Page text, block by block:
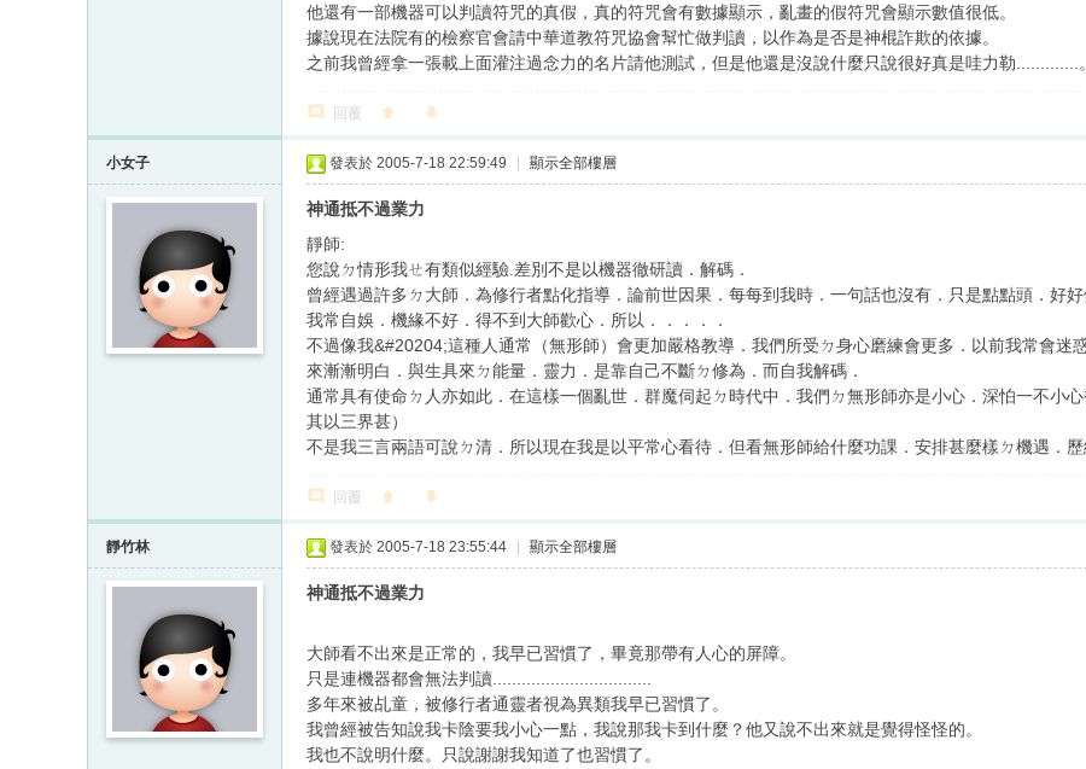
他還有一部機器可以判讀符咒的真假，真的符咒會有數據顯示，亂畫的假符咒會顯示數值很低。
據說現在法院有的檢察官會請中華道教符咒協會幫忙做判讀，以作為是否是神棍詐欺的依據。
之前我曾經拿一張載上面灌注過念力的名片請他測試，但是他還是沒說什麼只說很好真是哇力勒.............。
回覆
小女子 發表於 2005-7-18 22:59:49 顯示全部樓層
神通抵不過業力
靜師:
您說ㄉ情形我ㄝ有類似經驗.差別不是以機器徹研讀．解碼．
曾經遇過許多ㄉ大師．為修行者點化指導．論前世因果．每每到我時．一句話也沒有．只是點點頭．好好
我常自娛．機緣不好．得不到大師歡心．所以．．．．．
不過像我&#20204;這種人通常（無形師）會更加嚴格教導．我們所受ㄉ身心磨練會更多．以前我常會迷
來漸漸明白．與生具來ㄉ能量．靈力．是靠自己不斷ㄉ修為．而自我解碼．
通常具有使命ㄉ人亦如此．在這樣一個亂世．群魔伺起ㄉ時代中．我們ㄉ無形師亦是小心．深怕一不小
其以三界甚）
不是我三言兩語可說ㄉ清．所以現在我是以平常心看待．但看無形師給什麼功課．安排甚麼樣ㄉ機遇．
回覆
靜竹林 發表於 2005-7-18 23:55:44 顯示全部樓層
神通抵不過業力
大師看不出來是正常的，我早已習慣了，畢竟那帶有人心的屏障。
只是連機器都會無法判讀.................................
多年來被乩童，被修行者通靈者視為異類我早已習慣了。
我曾經被告知說我卡陰要我小心一點，我說那我卡到什麼？他又說不出來就是覺得怪怪的。
我也不說明什麼。只說謝謝我知道了也習慣了。